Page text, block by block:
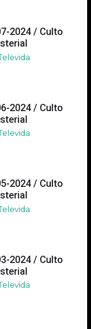
2024 / Culto
2024 / Culto
2024 / Culto
2024 / Culto